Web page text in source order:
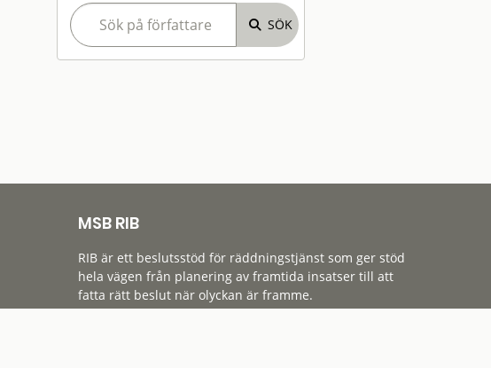
MSB RIB
RIB är ett beslutsstöd för räddningstjänst som ger stöd
hela vägen från planering av framtida insatser till att
fatta rätt beslut när olyckan är framme.